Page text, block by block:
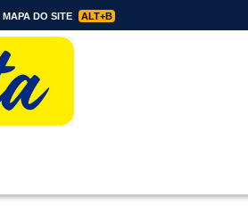
MAPA DO SITE ALT+B